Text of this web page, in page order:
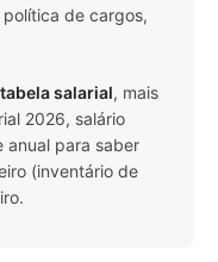
de cargos,
tabela salarial, mais
2026, salário
anual para saber
(inventário de